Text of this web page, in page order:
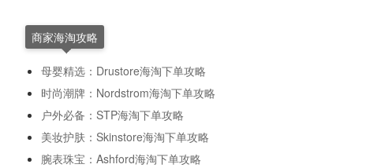
商家海淘攻略
母婴精选：Drustore海淘下单攻略
时尚潮牌：Nordstrom海淘下单攻略
户外必备：STP海淘下单攻略
美妆护肤：Skinstore海淘下单攻略
腕表珠宝：Ashford海淘下单攻略